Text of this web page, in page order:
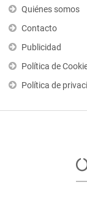
Quiénes somos
Contacto
Publicidad
Política de
Política de